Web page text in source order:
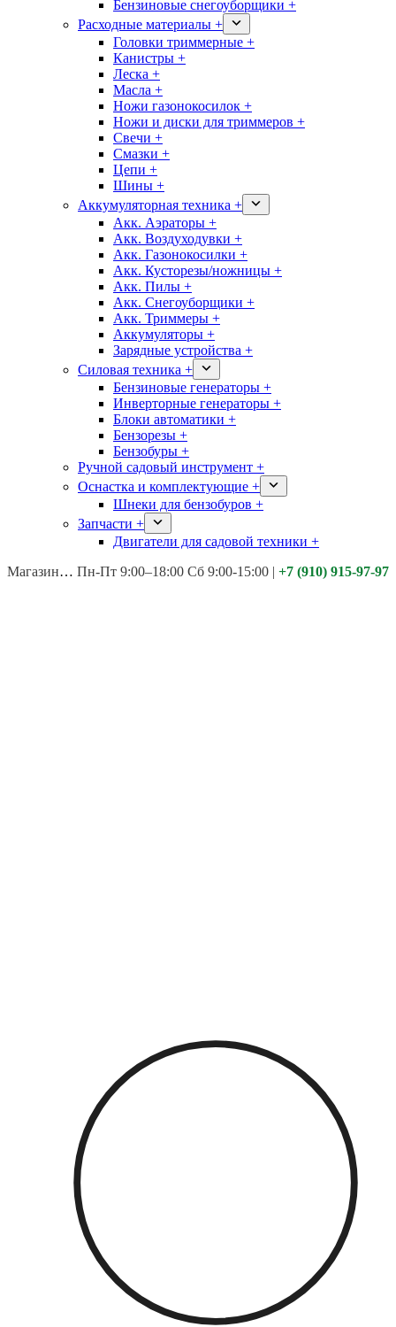
Бензиновые снегоуборщики +
Расходные материалы +
Головки триммерные +
Канистры +
Леска +
Масла +
Ножи газонокосилок +
Ножи и диски для триммеров +
Свечи +
Смазки +
Цепи +
Шины +
Аккумуляторная техника +
Акк. Аэраторы +
Акк. Воздуходувки +
Акк. Газонокосилки +
Акк. Кусторезы/ножницы +
Акк. Пилы +
Акк. Снегоуборщики +
Акк. Триммеры +
Аккумуляторы +
Зарядные устройства +
Силовая техника +
Бензиновые генераторы +
Инверторные генераторы +
Блоки автоматики +
Бензорезы +
Бензобуры +
Ручной садовый инструмент +
Оснастка и комплектующие +
Шнеки для бензобуров +
Запчасти +
Двигатели для садовой техники +
Магазины: Калуга ул. Московская д.113
Пн-Пт 9:00–18:00 Сб 9:00-15:00 | +7 (910) 915-97-97